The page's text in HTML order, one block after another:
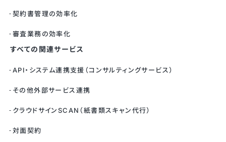
契約書管理の効率化
審査業務の効率化
すべての関連サービス
API・システム連携支援（コンサルティングサービス）
その他外部サービス連携
クラウドサインSCAN（紙書類スキャン代行）
対面契約